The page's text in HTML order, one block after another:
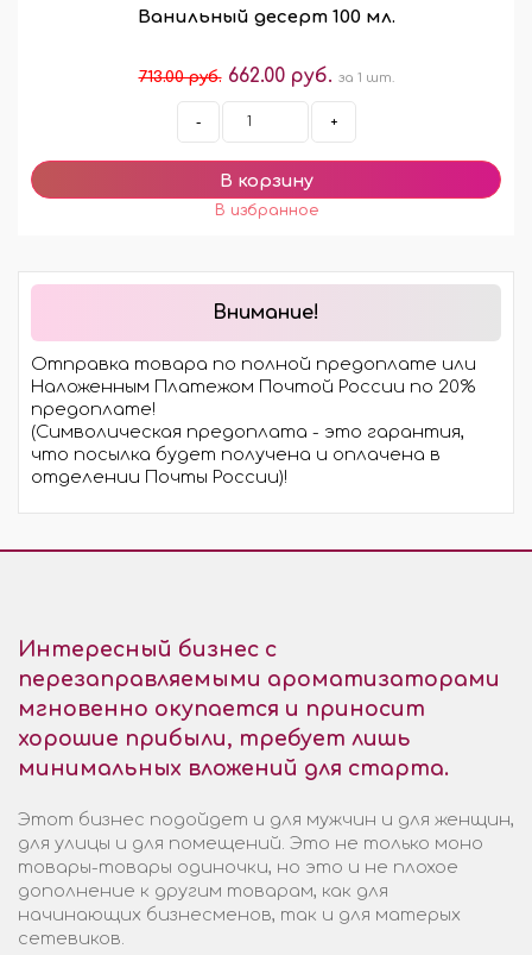
Ванильный десерт 100 мл.
713.00 руб. 662.00 руб. за 1 шт.
- +
Внимание!
Отправка товара по полной предоплате или
Наложенным Платежом Почтой России по 20%
предоплате!
(Символическая предоплата - это гарантия,
что посылка будет получена и оплачена в
отделении Почты России)!
Интересный бизнес с
перезаправляемыми ароматизаторами
мгновенно окупается и приносит
хорошие прибыли, требует лишь
минимальных вложений для старта.
Этот бизнес подойдет и для мужчин и для женщин,
для улицы и для помещений. Это не только моно
товары-товары одиночки, но это и не плохое
дополнение к другим товарам, как для
начинающих бизнесменов, так и для матерых
сетевиков.